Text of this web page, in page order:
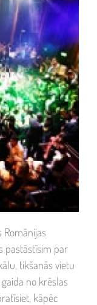
pastāstīsim par
tikšanās vietu
no krēslas
kāpēc